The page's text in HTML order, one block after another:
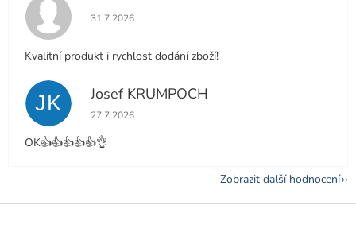
Hodnocení obchodu je 5 z 5 hvězdiček.
31.7.2026
Kvalitní produkt i rychlost dodání zboží!
JK Josef KRUMPOCH
Hodnocení obchodu je 5 z 5 hvězdiček.
27.7.2026
OK👍👍👍👍👍👌
Zobrazit další hodnocení
Z